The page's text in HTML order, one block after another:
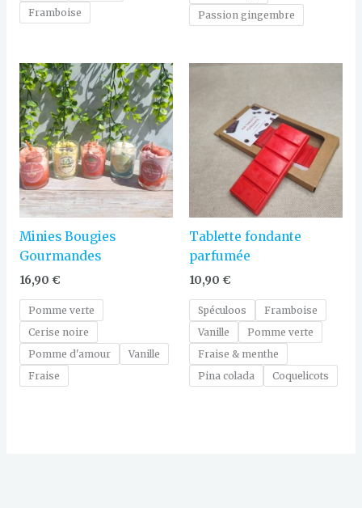
Framboise
Passion gingembre
Minies Bougies
Gourmandes
16,90 €
Pomme verte
Cerise noire
Pomme d'amour
Vanille
Fraise
Tablette fondante
parfumée
10,90 €
Spéculoos
Framboise
Vanille
Pomme verte
Fraise & menthe
Pina colada
Coquelicots